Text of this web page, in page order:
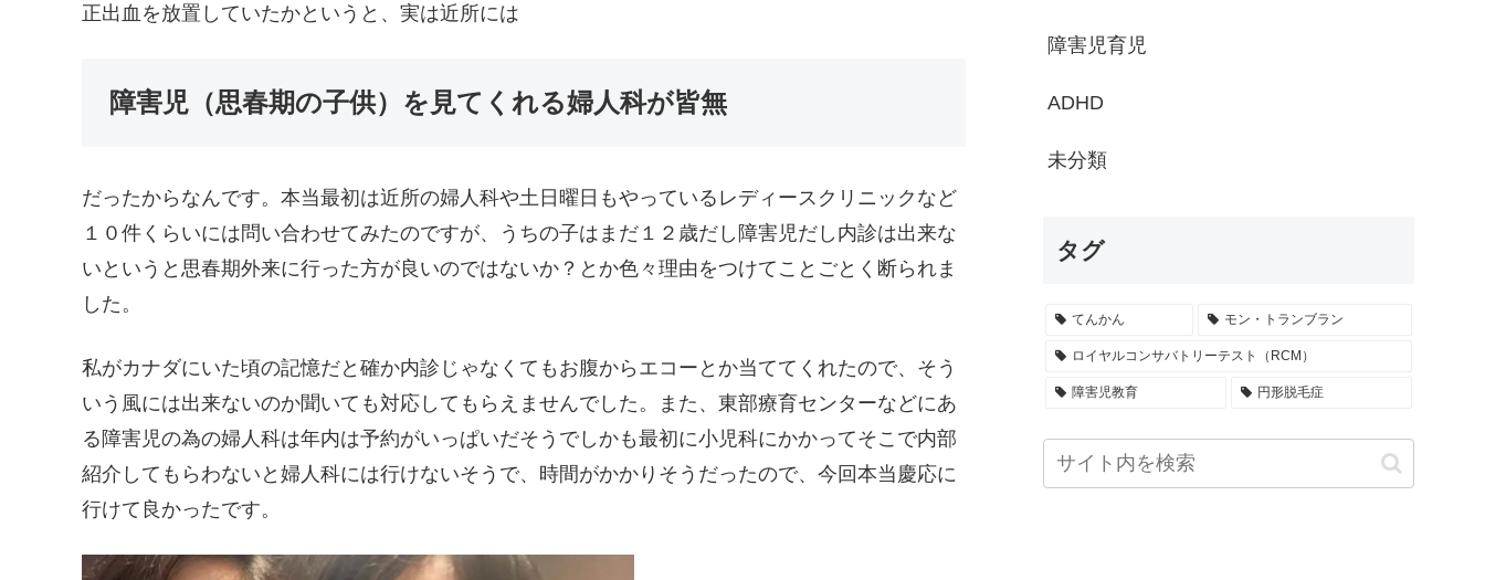
正出血を放置していたかというと、実は近所には
障害児（思春期の子供）を見てくれる婦人科が皆無
だったからなんです。本当最初は近所の婦人科や土日曜日もやっているレディースクリニックなど
１０件くらいには問い合わせてみたのですが、うちの子はまだ１２歳だし障害児だし内診は出来な
いというと思春期外来に行った方が良いのではないか？とか色々理由をつけてことごとく断られま
した。
私がカナダにいた頃の記憶だと確か内診じゃなくてもお腹からエコーとか当ててくれたので、そう
いう風には出来ないのか聞いても対応してもらえませんでした。また、東部療育センターなどにあ
る障害児の為の婦人科は年内は予約がいっぱいだそうでしかも最初に小児科にかかってそこで内部
紹介してもらわないと婦人科には行けないそうで、時間がかかりそうだったので、今回本当慶応に
行けて良かったです。
障害児育児
ADHD
未分類
タグ
てんかん モン・トランブラン
ロイヤルコンサバトリーテスト（RCM）
障害児教育 円形脱毛症